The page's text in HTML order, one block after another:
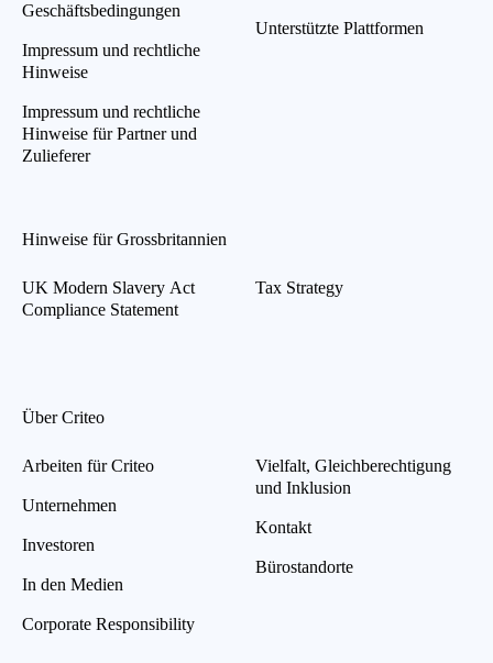
Geschäftsbedingungen
Impressum und rechtliche
Hinweise
Impressum und rechtliche
Hinweise für Partner und
Zulieferer
Unterstützte Plattformen
Hinweise für Grossbritannien
UK Modern Slavery Act
Compliance Statement
Tax Strategy
Über Criteo
Arbeiten für Criteo
Unternehmen
Investoren
In den Medien
Corporate Responsibility
Vielfalt, Gleichberechtigung
und Inklusion
Kontakt
Bürostandorte